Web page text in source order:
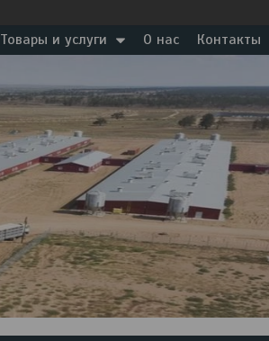
Товары и услуги О нас Контакты